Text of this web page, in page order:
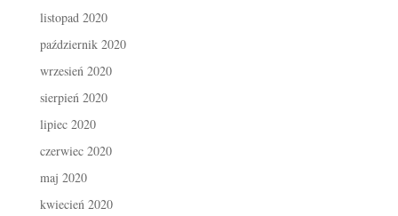
listopad 2020
październik 2020
wrzesień 2020
sierpień 2020
lipiec 2020
czerwiec 2020
maj 2020
kwiecień 2020